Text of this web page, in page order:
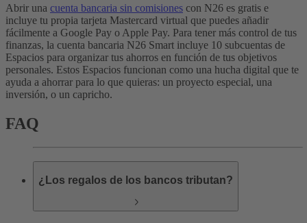
Abrir una cuenta bancaria sin comisiones con N26 es gratis e
incluye tu propia tarjeta Mastercard virtual que puedes añadir
fácilmente a Google Pay o Apple Pay. Para tener más control de tus
finanzas, la cuenta bancaria N26 Smart incluye 10 subcuentas de
Espacios para organizar tus ahorros en función de tus objetivos
personales. Estos Espacios funcionan como una hucha digital que te
ayuda a ahorrar para lo que quieras: un proyecto especial, una
inversión, o un capricho.
FAQ
¿Los regalos de los bancos tributan?